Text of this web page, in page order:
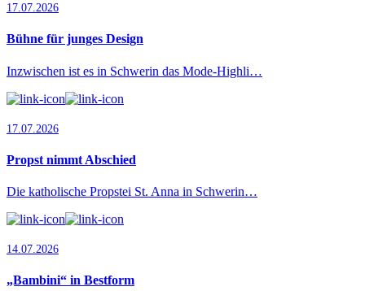
17.07.2026
Bühne für junges Design
Inzwischen ist es in Schwerin das Mode-Highli…
17.07.2026
Propst nimmt Abschied
Die katholische Propstei St. Anna in Schwerin…
14.07.2026
„Bambini“ in Bestform